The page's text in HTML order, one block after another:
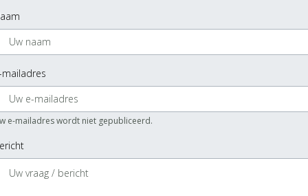
mailadres
e-mailadres wordt niet gepubliceerd.